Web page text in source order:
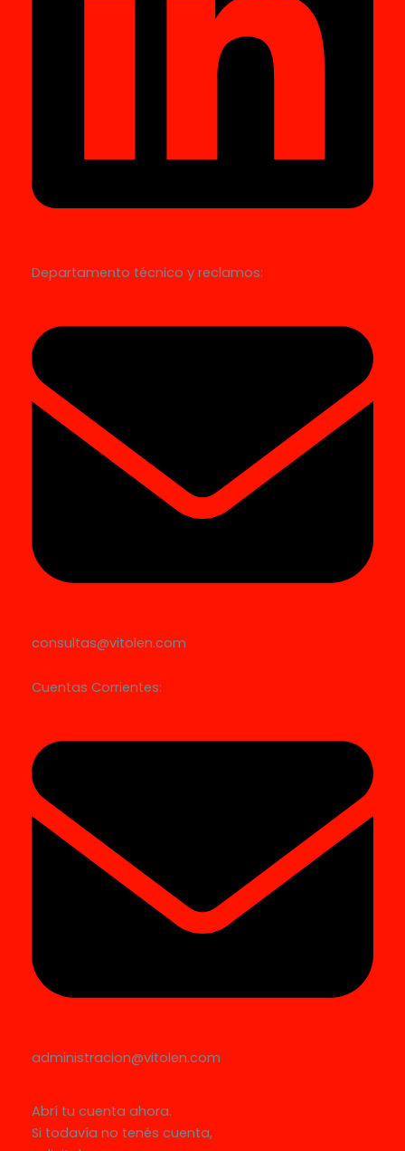
Departamento técnico y reclamos:
consultas@vitolen.com
Cuentas Corrientes:
administracion@vitolen.com
Abrí tu cuenta ahora.
Si todavía no tenés cuenta,